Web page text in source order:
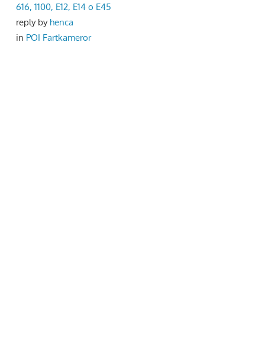
616, 1100, E12, E14 o E45
reply by henca
in POI Fartkameror